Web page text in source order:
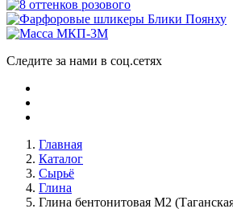
Следите за нами в соц.сетях
Главная
Каталог
Сырьё
Глина
Глина бентонитовая М2